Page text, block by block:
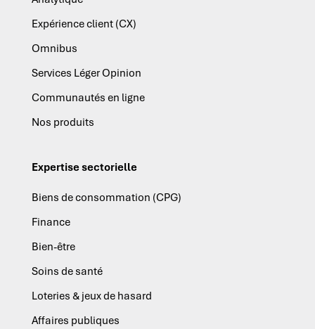
Expérience client (CX)
Omnibus
Services Léger Opinion
Communautés en ligne
Nos produits
Expertise sectorielle
Biens de consommation (CPG)
Finance
Bien-être
Soins de santé
Loteries & jeux de hasard
Affaires publiques